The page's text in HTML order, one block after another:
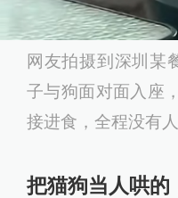
网友拍摄到深圳某
子与狗面对面入座
接进食，全程没有
把猫狗当人哄的